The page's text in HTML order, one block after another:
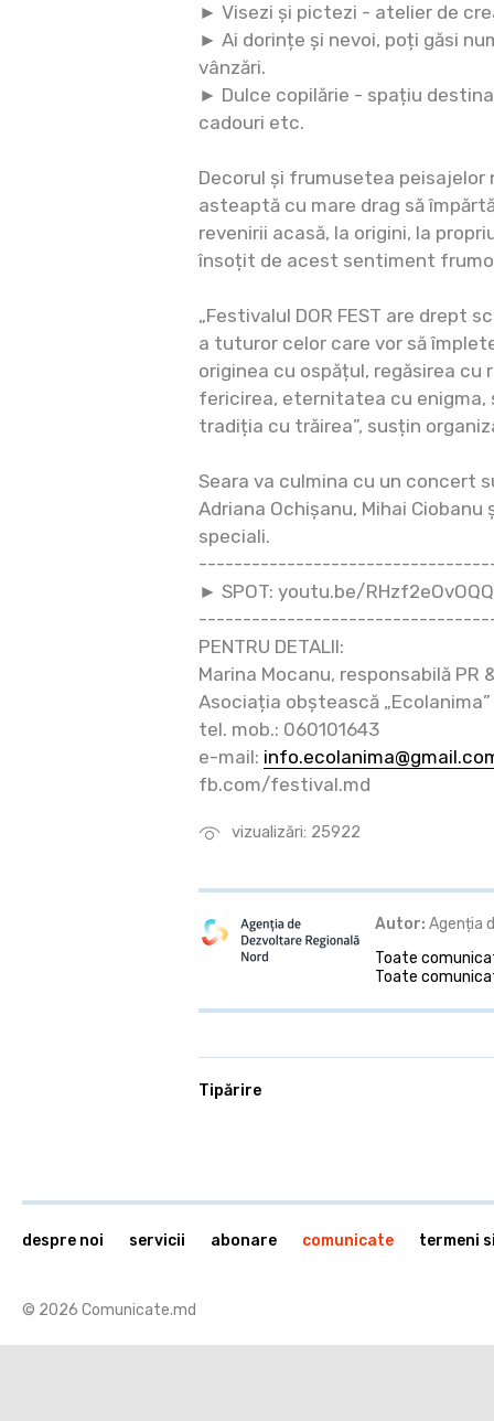
vizualizări: 25922
► Visezi și pictezi - atelier de
► Ai dorințe și nevoi, poți găsi
vânzări.
► Dulce copilărie - spațiu
cadouri etc.
Decorul și frumusetea peisajelor
asteaptă cu mare drag să
revenirii acasă, la origini, la
însoțit de acest sentiment
„Festivalul DOR FEST are drept
a tuturor celor care vor să
originea cu ospățul, regăsirea cu
fericirea, eternitatea cu
tradiția cu trăirea”, susțin
Seara va culmina cu un concert
Adriana Ochișanu, Mihai
speciali.
► SPOT: youtu.be/RHzf2eOvOQQ
PENTRU DETALII:
Marina Mocanu, responsabilă PR
Asociația obștească „Ecolanima”
tel. mob.: 060101643
e-mail:
fb.com/festival.md
Autor: Agenția
Toate
Toate
Tipărire
© 2026 Comunicate.md
despre noi servicii abonare comunicate termeni